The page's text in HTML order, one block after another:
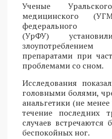
Ученые
медицинского
федерального
(УрФУ)
препаратами при
проблемами со сном.
Исследования
головными болями,
анальгетики (не
течение последних
случаев
беспокойных ног.